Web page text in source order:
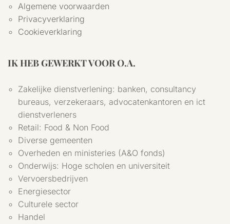
Algemene voorwaarden
Privacyverklaring
Cookieverklaring
IK HEB GEWERKT VOOR O.A.
Zakelijke dienstverlening: banken, consultancy
bureaus, verzekeraars, advocatenkantoren en ict
dienstverleners
Retail: Food & Non Food
Diverse gemeenten
Overheden en ministeries (A&O fonds)
Onderwijs: Hoge scholen en universiteit
Vervoersbedrijven
Energiesector
Culturele sector
Handel